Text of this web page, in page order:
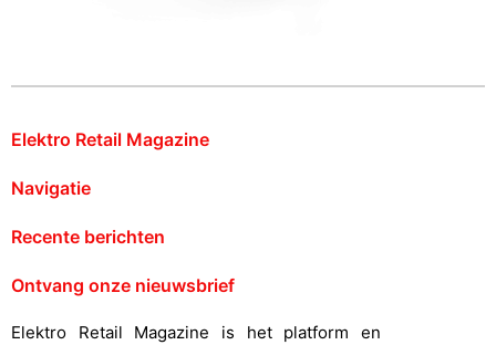
Elektro Retail Magazine
Navigatie
Recente berichten
Ontvang onze nieuwsbrief
Elektro Retail Magazine is het platform en